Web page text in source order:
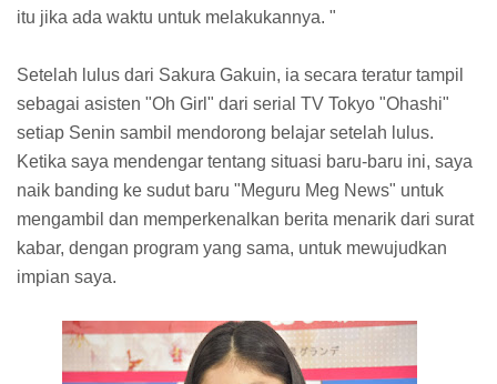
itu jika ada waktu untuk melakukannya. "
Setelah lulus dari Sakura Gakuin, ia secara teratur tampil
sebagai asisten "Oh Girl" dari serial TV Tokyo "Ohashi"
setiap Senin sambil mendorong belajar setelah lulus.
Ketika saya mendengar tentang situasi baru-baru ini, saya
naik banding ke sudut baru "Meguru Meg News" untuk
mengambil dan memperkenalkan berita menarik dari surat
kabar, dengan program yang sama, untuk mewujudkan
impian saya.